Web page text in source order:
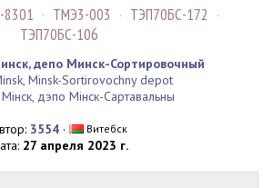
8301 · ТМЭ3-003 · ТЭП70БС-172 ·
ТЭП70БС-106
депо Минск-Сортировочный
Minsk-Sortirovochny depot
дэпо Мінск-Сартавальны
3554· Витебск
27 апреля 2023 г.